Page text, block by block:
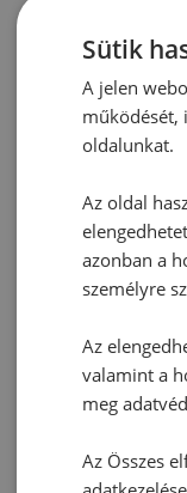
Sütik
A jelen
működését,
oldalunkat.
Az oldal
azonban a
személyre
Az
valamint a
meg
Az Összes